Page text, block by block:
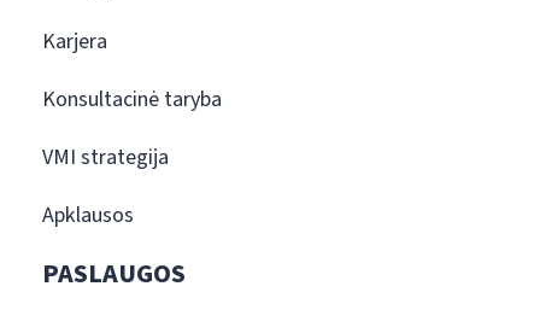
Karjera
Konsultacinė taryba
VMI strategija
Apklausos
PASLAUGOS